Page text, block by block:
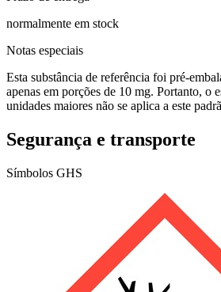
normalmente em stock
Notas especiais
Esta substância de referência foi pré-
apenas em porções de 10 mg. Portanto, o
unidades maiores não se aplica a este
Segurança e transporte
Símbolos GHS